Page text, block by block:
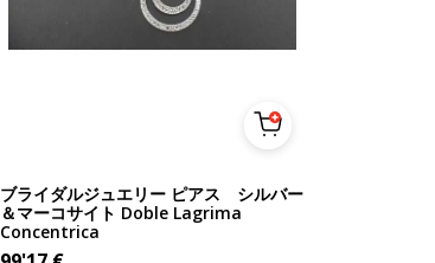
ブライダルジュエリー ピアス シルバー
＆マーコサイト Doble Lagrima
Concentrica